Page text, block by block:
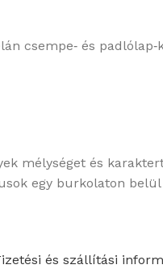
csempe‑ és
mélységet és
egy burkolaton belül
és szállítási